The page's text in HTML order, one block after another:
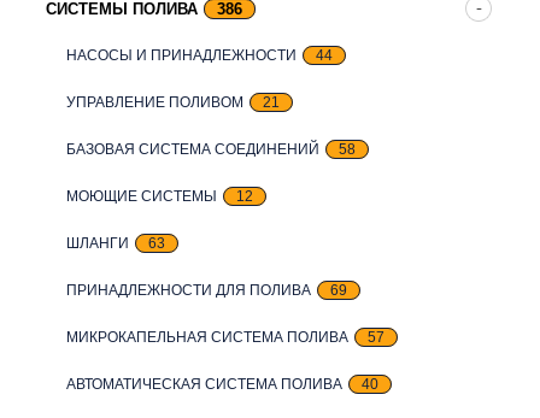
СИСТЕМЫ ПОЛИВА 386
НАСОСЫ И ПРИНАДЛЕЖНОСТИ 44
УПРАВЛЕНИЕ ПОЛИВОМ 21
БАЗОВАЯ СИСТЕМА СОЕДИНЕНИЙ 58
МОЮЩИЕ СИСТЕМЫ 12
ШЛАНГИ 63
ПРИНАДЛЕЖНОСТИ ДЛЯ ПОЛИВА 69
МИКРОКАПЕЛЬНАЯ СИСТЕМА ПОЛИВА 57
АВТОМАТИЧЕСКАЯ СИСТЕМА ПОЛИВА 40